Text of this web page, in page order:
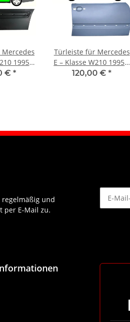
1995 –
links
€ *
Türleiste für Mercedes
E – Klasse W210 1995 –
2003 vorne rechts
120,00 € *
regelmäßig und
per E-Mail zu.